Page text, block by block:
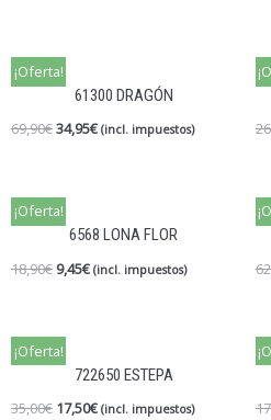
¡Oferta!
61300 DRAGÓN
69,90€34,95€ (incl. impuestos)
¡Oferta!
6568 LONA FLOR
18,90€ 9,45€ (incl. impuestos)
¡Oferta!
722650 ESTEPA
35,00€ 17,50€ (incl. impuestos)